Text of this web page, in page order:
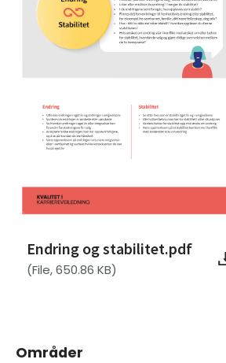
Endring og stabilitet.pdf
(File, 650.86 KB)
Områder